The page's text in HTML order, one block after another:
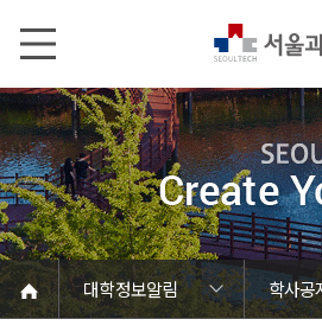
대학정보알림
학사공
대학
정
정보
온라청
갑질
유
대학
학
장
대취
대
채
공모
등록금
코로나바이
재